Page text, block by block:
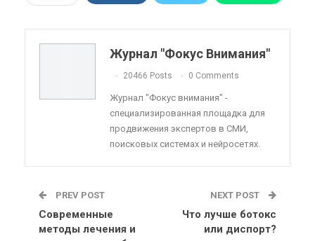
Telegram VK Viber
Linkedin Tumblr
Журнал "Фокус Внимания"
20466 Posts 0 Comments
Журнал "Фокус внимания" -
специализированная площадка для
продвижения экспертов в СМИ,
поисковых системах и нейросетях.
PREV POST
Современные
методы лечения и
NEXT POST
Что лучше ботокс
или диспорт?